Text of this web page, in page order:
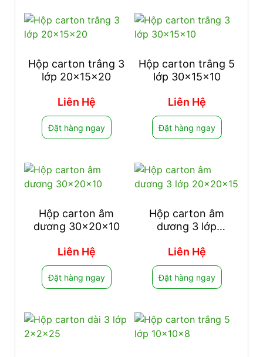
Hộp carton trắng 3
lớp 20x15x20
Liên Hệ
Đặt hàng ngay
Hộp carton trắng 5
lớp 30x15x10
Liên Hệ
Đặt hàng ngay
Hộp carton âm
dương 30x20x10
Liên Hệ
Đặt hàng ngay
Hộp carton âm
dương 3 lớp
Liên Hệ
Đặt hàng ngay